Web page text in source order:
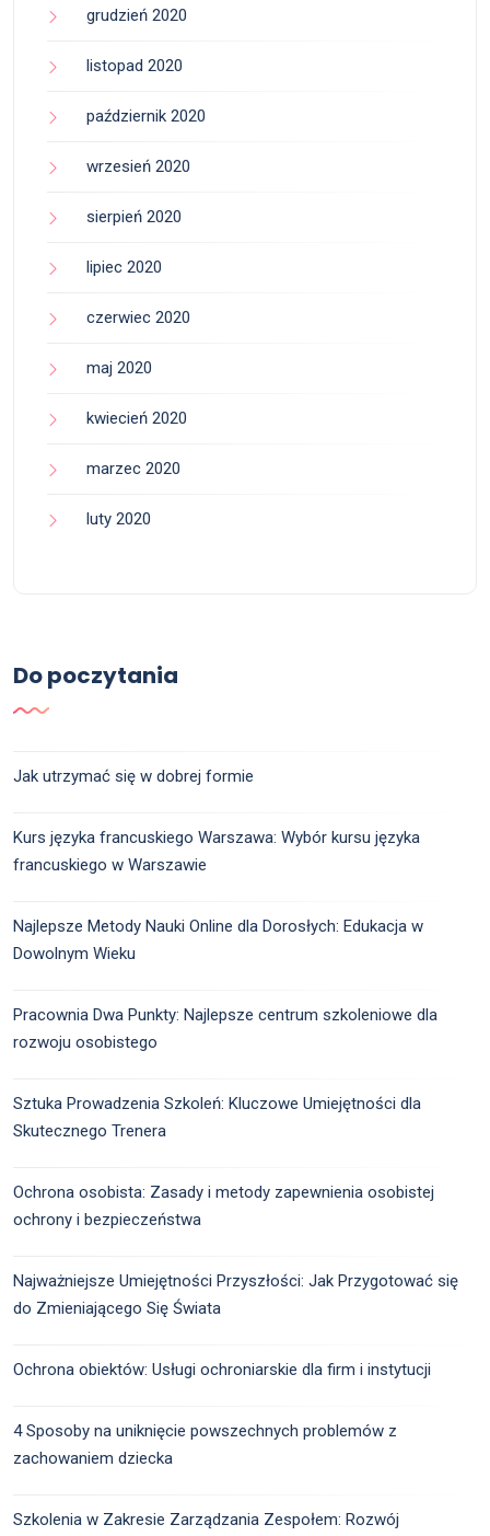
grudzień 2020
listopad 2020
październik 2020
wrzesień 2020
sierpień 2020
lipiec 2020
czerwiec 2020
maj 2020
kwiecień 2020
marzec 2020
luty 2020
Do poczytania
Jak utrzymać się w dobrej formie
Kurs języka francuskiego Warszawa: Wybór kursu języka
francuskiego w Warszawie
Najlepsze Metody Nauki Online dla Dorosłych: Edukacja w
Dowolnym Wieku
Pracownia Dwa Punkty: Najlepsze centrum szkoleniowe dla
rozwoju osobistego
Sztuka Prowadzenia Szkoleń: Kluczowe Umiejętności dla
Skutecznego Trenera
Ochrona osobista: Zasady i metody zapewnienia osobistej
ochrony i bezpieczeństwa
Najważniejsze Umiejętności Przyszłości: Jak Przygotować się
do Zmieniającego Się Świata
Ochrona obiektów: Usługi ochroniarskie dla firm i instytucji
4 Sposoby na uniknięcie powszechnych problemów z
zachowaniem dziecka
Szkolenia w Zakresie Zarządzania Zespołem: Rozwój